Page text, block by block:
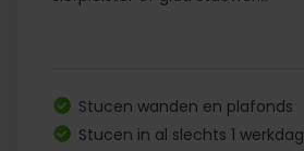
Stucen wanden en plafonds
Stucen in al slechts 1 werkdag